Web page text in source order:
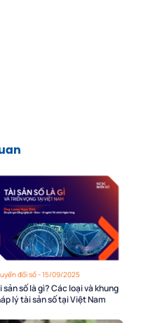
đổi số - 15/09/2025
sản số là gì? Các loại và khung
lý tài sản số tại Việt Nam